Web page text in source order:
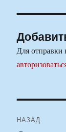
Для отправки
НАЗАД